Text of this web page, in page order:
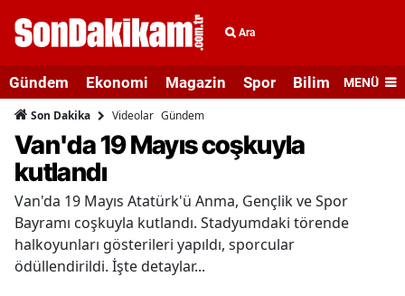
Ara
Gündem Ekonomi Magazin Spor Bilim veMENÜ
Son Dakika Videolar Gündem
Van'da 19 Mayıs coşkuyla
kutlandı
Van'da 19 Mayıs Atatürk'ü Anma, Gençlik ve Spor
Bayramı coşkuyla kutlandı. Stadyumdaki törende
halkoyunları gösterileri yapıldı, sporcular
ödüllendirildi. İşte detaylar...